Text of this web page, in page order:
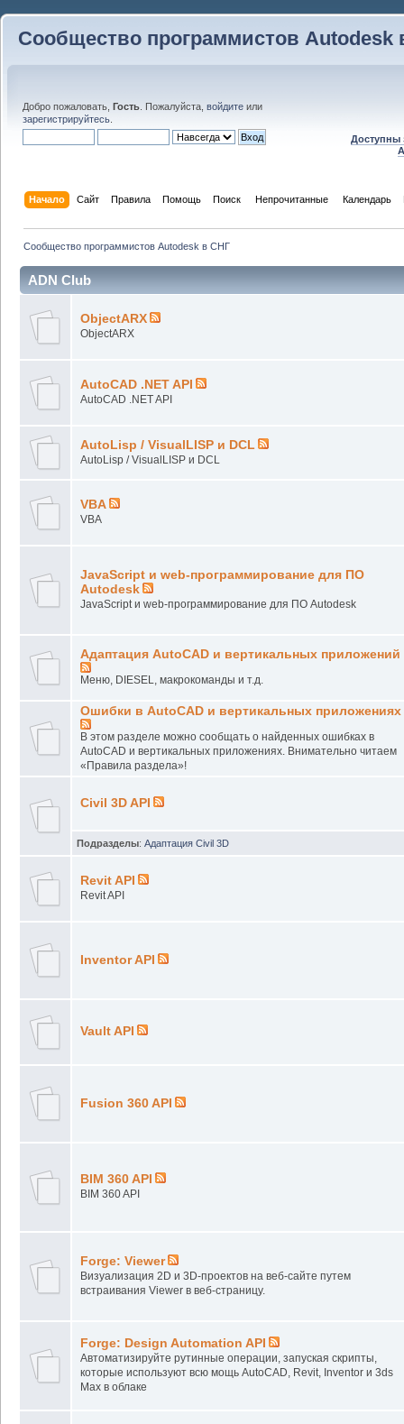
Сообщество программистов Autodesk
Добро пожаловать, Гость . Пожалуйста, войдите или
зарегистрируйтесь
Доступны
Начало Сайт Правила Помощь Поиск Непрочитанные Календарь
Сообщество программистов Autodesk в СНГ
ADN Club
ObjectARX
ObjectARX
AutoCAD .NET API
AutoCAD .NET API
AutoLisp / VisualLISP и DCL
AutoLisp / VisualLISP и DCL
VBA
VBA
JavaScript и web-программирование для ПО
Autodesk
JavaScript и web-программирование для ПО Autodesk
Адаптация AutoCAD и вертикальных приложений
Меню, DIESEL, макрокоманды и т.д.
Ошибки в AutoCAD и вертикальных приложениях
В этом разделе можно сообщать о найденных ошибках в
AutoCAD и вертикальных приложениях. Внимательно читаем
«Правила раздела»!
Civil 3D API
Подразделы: Адаптация Civil 3D
Revit API
Revit API
Inventor API
Vault API
Fusion 360 API
BIM 360 API
BIM 360 API
Forge: Viewer
Визуализация 2D и 3D-проектов на веб-сайте путем
встраивания Viewer в веб-страницу.
Forge: Design Automation API
Автоматизируйте рутинные операции, запуская скрипты,
которые используют всю мощь AutoCAD, Revit, Inventor и 3ds
Max в облаке